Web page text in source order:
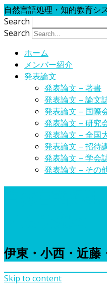
自然言語処理・知的教育シ
Search
Search
ホーム
メンバー紹介
発表論文
発表論文 – 著書
発表論文 – 論文
発表論文 – 国際
発表論文 – 研究
発表論文 – 全国
発表論文 – 招待
発表論文 – 学会
発表論文 – その
伊東・小西・近藤
Skip to content